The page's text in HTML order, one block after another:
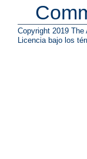
Copyright 2019 The
Licencia bajo los